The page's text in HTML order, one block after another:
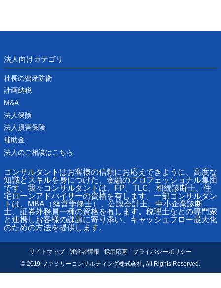
法人向けカテゴリ
社長の資産防衛
計画納税
M&A
法人保険
法人損害保険
補助金
法人のご相談はこちら
コンサルタントはお客様の信頼にお応えできように、高度な
知識とスキルを身につけた、金融のプロフェッショナル集団
です。我々コンサルタントは、FP、TLC、相続診断士、住
宅ローンアドバイザーの資格を有します。一部コンサルタン
トは、MBA（経営学修士）、公認会計士、中小企業診断
士、証券外務員一種の資格を有します。税理士などの専門家
と連携しお客様の課題に寄り添い、キャッシュフロー最大化
のための方法を提供します。
サイトマップ 運営者情報 採用応募
プライバシーポリシー
© 2019 ファミリーコンサルティング株式会社, All Rights Reserved.